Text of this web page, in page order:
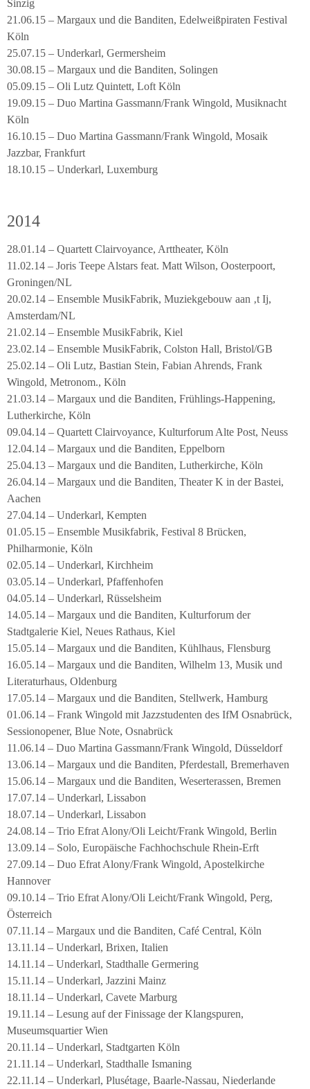
Sinzig
21.06.15 – Margaux und die Banditen, Edelweißpiraten Festival
Köln
25.07.15 – Underkarl, Germersheim
30.08.15 – Margaux und die Banditen, Solingen
05.09.15 – Oli Lutz Quintett, Loft Köln
19.09.15 – Duo Martina Gassmann/Frank Wingold, Musiknacht
Köln
16.10.15 – Duo Martina Gassmann/Frank Wingold, Mosaik
Jazzbar, Frankfurt
18.10.15 – Underkarl, Luxemburg
2014
28.01.14 – Quartett Clairvoyance, Arttheater, Köln
11.02.14 – Joris Teepe Alstars feat. Matt Wilson, Oosterpoort,
Groningen/NL
20.02.14 – Ensemble MusikFabrik, Muziekgebouw aan ‚t Ij,
Amsterdam/NL
21.02.14 – Ensemble MusikFabrik, Kiel
23.02.14 – Ensemble MusikFabrik, Colston Hall, Bristol/GB
25.02.14 – Oli Lutz, Bastian Stein, Fabian Ahrends, Frank
Wingold, Metronom., Köln
21.03.14 – Margaux und die Banditen, Frühlings-Happening,
Lutherkirche, Köln
09.04.14 – Quartett Clairvoyance, Kulturforum Alte Post, Neuss
12.04.14 – Margaux und die Banditen, Eppelborn
25.04.13 – Margaux und die Banditen, Lutherkirche, Köln
26.04.14 – Margaux und die Banditen, Theater K in der Bastei,
Aachen
27.04.14 – Underkarl, Kempten
01.05.15 – Ensemble Musikfabrik, Festival 8 Brücken,
Philharmonie, Köln
02.05.14 – Underkarl, Kirchheim
03.05.14 – Underkarl, Pfaffenhofen
04.05.14 – Underkarl, Rüsselsheim
14.05.14 – Margaux und die Banditen, Kulturforum der
Stadtgalerie Kiel, Neues Rathaus, Kiel
15.05.14 – Margaux und die Banditen, Kühlhaus, Flensburg
16.05.14 – Margaux und die Banditen, Wilhelm 13, Musik und
Literaturhaus, Oldenburg
17.05.14 – Margaux und die Banditen, Stellwerk, Hamburg
01.06.14 – Frank Wingold mit Jazzstudenten des IfM Osnabrück,
Sessionopener, Blue Note, Osnabrück
11.06.14 – Duo Martina Gassmann/Frank Wingold, Düsseldorf
13.06.14 – Margaux und die Banditen, Pferdestall, Bremerhaven
15.06.14 – Margaux und die Banditen, Weserterassen, Bremen
17.07.14 – Underkarl, Lissabon
18.07.14 – Underkarl, Lissabon
24.08.14 – Trio Efrat Alony/Oli Leicht/Frank Wingold, Berlin
13.09.14 – Solo, Europäische Fachhochschule Rhein-Erft
27.09.14 – Duo Efrat Alony/Frank Wingold, Apostelkirche
Hannover
09.10.14 – Trio Efrat Alony/Oli Leicht/Frank Wingold, Perg,
Österreich
07.11.14 – Margaux und die Banditen, Café Central, Köln
13.11.14 – Underkarl, Brixen, Italien
14.11.14 – Underkarl, Stadthalle Germering
15.11.14 – Underkarl, Jazzini Mainz
18.11.14 – Underkarl, Cavete Marburg
19.11.14 – Lesung auf der Finissage der Klangspuren,
Museumsquartier Wien
20.11.14 – Underkarl, Stadtgarten Köln
21.11.14 – Underkarl, Stadthalle Ismaning
22.11.14 – Underkarl, Plusétage, Baarle-Nassau, Niederlande